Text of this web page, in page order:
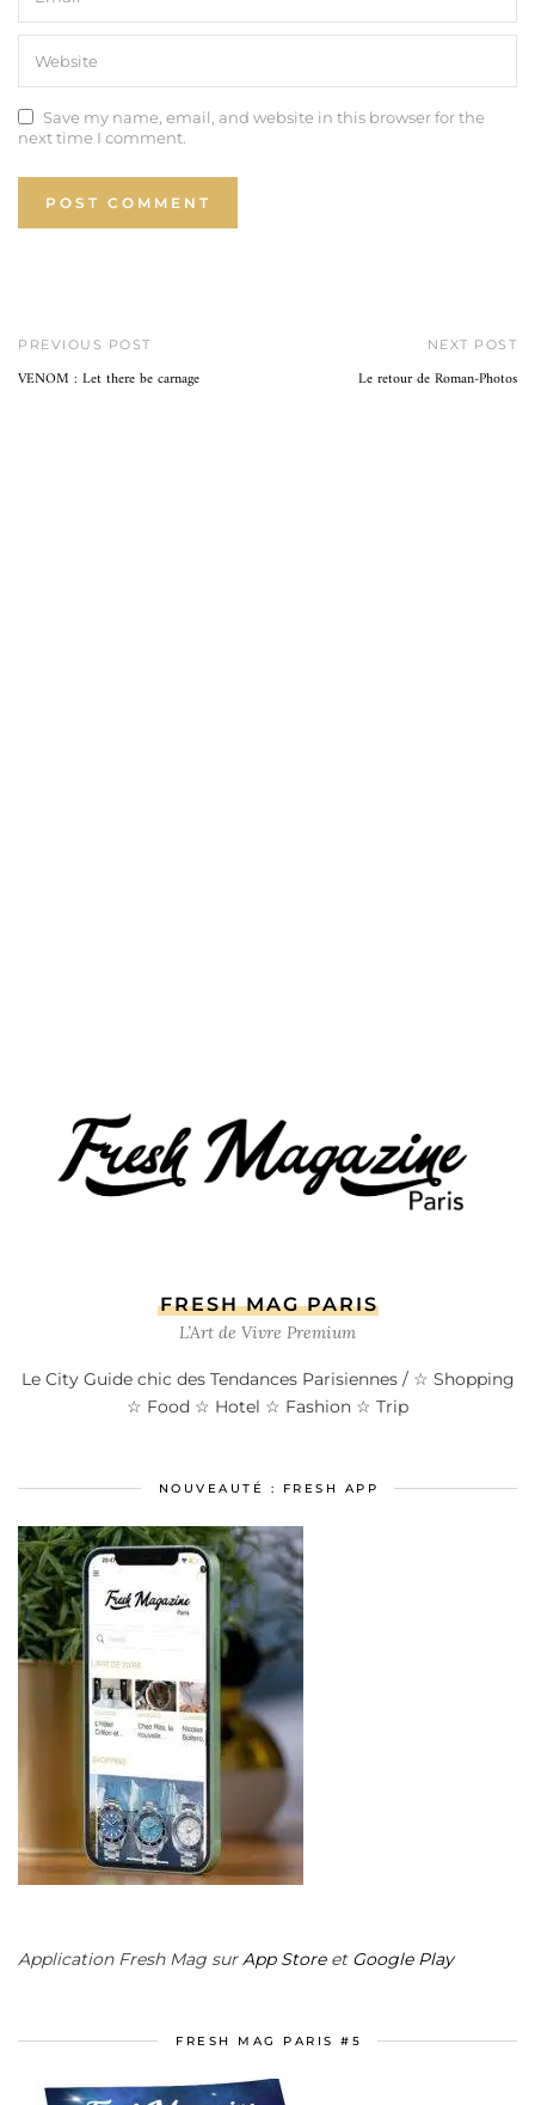
Save my name, email, and website in this browser for the
next time I comment.
PREVIOUS POST
VENOM : Let there be carnage
NEXT POST
Le retour de Roman-Photos
FRESH MAG PARIS
L’Art de Vivre Premium
Le City Guide chic des Tendances Parisiennes / ☆ Shopping
☆ Food ☆ Hotel ☆ Fashion ☆ Trip
NOUVEAUTÉ : FRESH APP
Application Fresh Mag surApp Storeet Google Play
FRESH MAG PARIS #5